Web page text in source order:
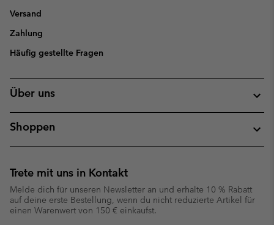
Versand
Zahlung
Häufig gestellte Fragen
Über uns
Shoppen
Trete mit uns in Kontakt
Melde dich für unseren Newsletter an und erhalte 10 % Rabatt
auf deine erste Bestellung, wenn du nicht reduzierte Artikel für
einen Warenwert von 150 € einkaufst.